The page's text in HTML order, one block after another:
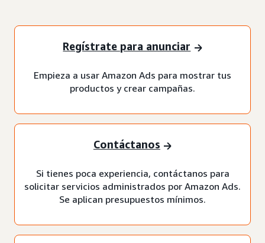
Regístrate para anunciar
Empieza a usar Amazon Ads para mostrar tus
productos y crear campañas.
Contáctanos
Si tienes poca experiencia, contáctanos para
solicitar servicios administrados por Amazon Ads.
Se aplican presupuestos mínimos.